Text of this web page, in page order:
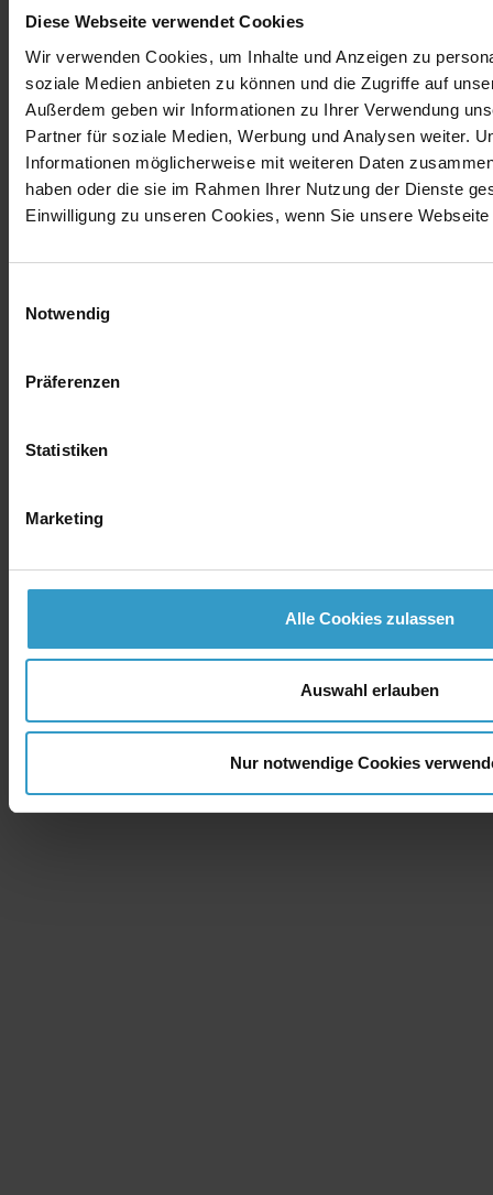
Diese Webseite verwendet Cookies
Wir verwenden Cookies, um Inhalte und Anzeigen zu
soziale Medien anbieten zu können und die Zugriffe auf
Außerdem geben wir Informationen zu Ihrer Verwendung
Partner für soziale Medien, Werbung und Analysen weiter.
Informationen möglicherweise mit weiteren Daten
haben oder die sie im Rahmen Ihrer Nutzung der Dienste
Einwilligung zu unseren Cookies, wenn Sie unsere
Notwendig
Präferenzen
Statistiken
Marketing
Alle Cookies zulassen
Auswahl erlauben
Nur notwendige Cookies